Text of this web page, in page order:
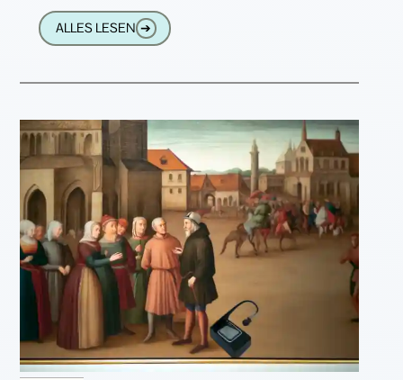
die Kasse komplett bezahlen würde. Was
ALLES LESEN ➔